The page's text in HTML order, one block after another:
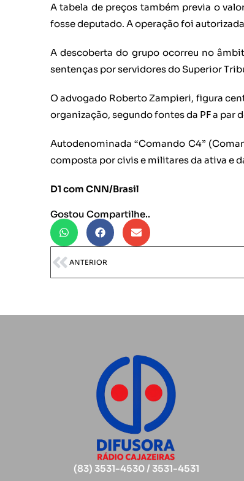
A tabela de preços também previa o
fosse deputado. A operação foi
A descoberta do grupo ocorreu no
sentenças por servidores do Superior
O advogado Roberto Zampieri, figura
organização, segundo fontes da PF a par
Autodenominada “Comando C4”
composta por civis e militares da ativa e
D1 com CNN/Brasil
Gostou Compartilhe..
ANTERIOR
(83) 3531-4530 / 3531-4531